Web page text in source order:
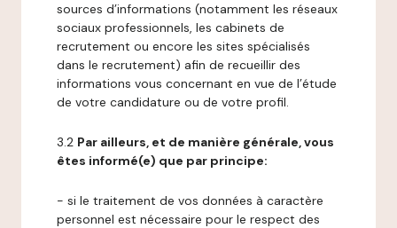
sources d’informations (notamment les réseaux
sociaux professionnels, les cabinets de
recrutement ou encore les sites spécialisés
dans le recrutement) afin de recueillir des
informations vous concernant en vue de l’étude
de votre candidature ou de votre profil.
3.2 Par ailleurs, et de manière générale, vous
êtes informé(e) que par principe:
- si le traitement de vos données à caractère
personnel est nécessaire pour le respect des